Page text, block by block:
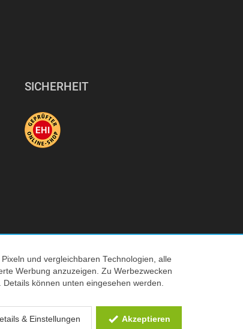
SICHERHEIT
© 2026 Tecedo
und vergleichbaren Technologien, alle
Werbung anzuzeigen. Zu Werbezwecken
können unten eingesehen werden.
& Einstellungen Akzeptieren